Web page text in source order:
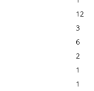
12
3
6
2
1
1